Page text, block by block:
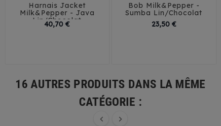
Harnais Jacket
Milk&Pepper - Java
Lin/Chocolat
40,70 €Prix
Bob Milk&Pepper -
Sumba Lin/Chocolat
23,50 €Prix
16 AUTRES PRODUITS DANS LA MÊME
CATÉGORIE :
 